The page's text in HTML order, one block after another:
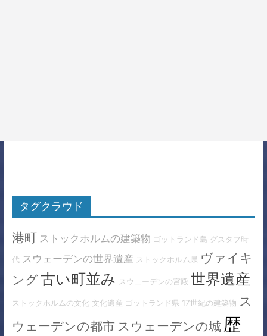
タグクラウド
港町 ストックホルムの建築物 ゴットランド島 グスタフ時
代 スウェーデンの世界遺産 ストックホルム県 ヴァイキ
ング古い町並み スウェーデンの宮殿 世界遺産
ストックホルムの文化 文化遺産 ゴットランド県 17世紀の建築物 ス
ウェーデンの都市 スウェーデンの城 歴